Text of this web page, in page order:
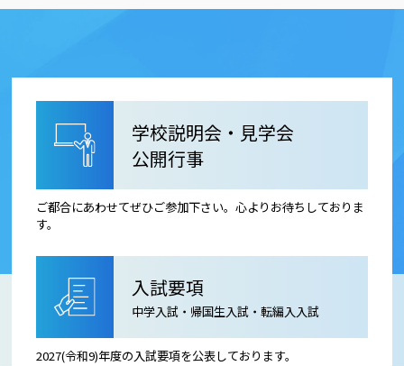
学校説明会・見学会
公開行事
ご都合にあわせてぜひご参加下さい。心よりお待ちしておりま
す。
入試要項
中学入試・帰国生入試・転編入入試
2027(令和9)年度の入試要項を公表しております。